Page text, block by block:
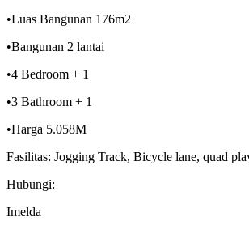
•Luas Bangunan 176m2
•Bangunan 2 lantai
•4 Bedroom + 1
•3 Bathroom + 1
•Harga 5.058M
Fasilitas: Jogging Track, Bicycle lane, quad
Hubungi:
Imelda